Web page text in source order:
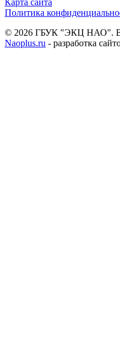
Политика
© 2026 ГБУК "ЭКЦ НАО".
Naoplus.ru - разработка